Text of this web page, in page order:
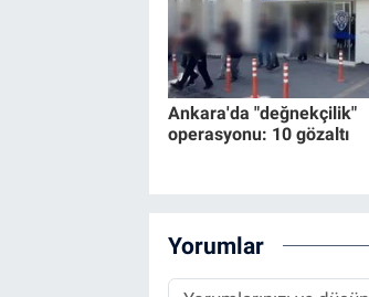
Ankara'da "değnekçilik"
operasyonu: 10 gözaltı
Yorumlar